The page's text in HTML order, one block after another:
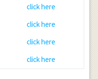
click here
click here
click here
click here